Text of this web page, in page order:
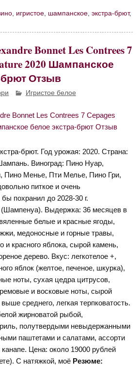
игристое шампанское ,экстра-брют,
Bonnet Les Contrees 7
2020 Шампанское
Отзыв
Игристое белое
брют. Год урожая: 2020. Страна:
Виноград: Пино Нуар,
Пино Менье, Пти Мелье, Пино Гри,
питкое и очень
похранил до 2028-30 г.
(Шампенуа). Выдержка: 36 месяцев в
белые и красные ягоды,
медоносные и горные травы,
и красного яблока, сырой камень,
дерево. Вкус: легкотелое +,
яблок (желтое, печеное, шкурка),
ноты, сухая цедра цитрусов,
и восковые ноты, сырой
среднего, легкая терпковатость.
жирноватой рыбой,
полутвердыми невыдержанными
паштетами и салатами, ассорти
Цена: около 19000 рублей
С натяжкой, моё Резюме: